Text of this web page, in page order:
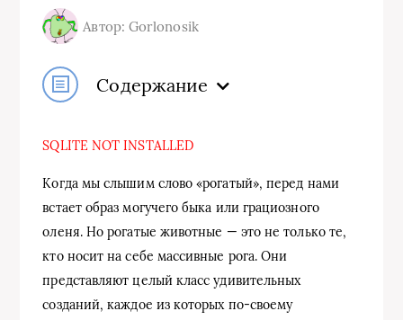
Автор: Gorlonosik
Содержание
SQLITE NOT INSTALLED
Когда мы слышим слово «рогатый», перед нами
встает образ могучего быка или грациозного
оленя. Но рогатые животные — это не только те,
кто носит на себе массивные рога. Они
представляют целый класс удивительных
созданий, каждое из которых по-своему